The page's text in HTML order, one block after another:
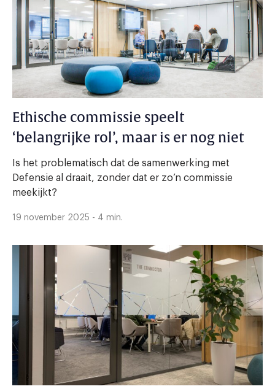
Ethische commissie speelt
‘belangrijke rol’, maar is er nog niet
Is het problematisch dat de samenwerking met
Defensie al draait, zonder dat er zo’n commissie
meekijkt?
19 november 2025 - 4 min.